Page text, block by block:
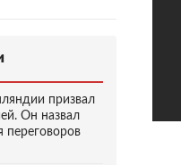
призвал
Он назвал
переговоров